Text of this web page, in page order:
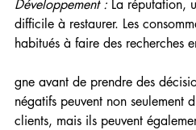
Développement : La réputation,
difficile à restaurer. Les
habitués à faire des recherches
gne avant de prendre des
négatifs peuvent non seulement
clients, mais ils peuvent